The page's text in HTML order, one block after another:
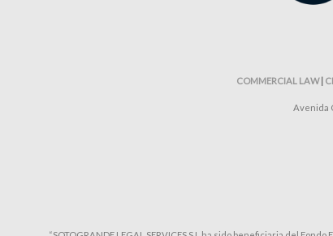
COMMERCIAL LAW|
Avenida